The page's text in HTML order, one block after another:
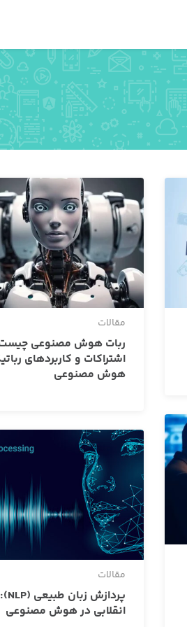
مقالات
ربات هوش مصنوعی
اشتراکات و کاربردهای
هوش مصنوعی
مقالات
پردازش زبان طبیعی (NLP):
انقلابی در هوش مصنوعی